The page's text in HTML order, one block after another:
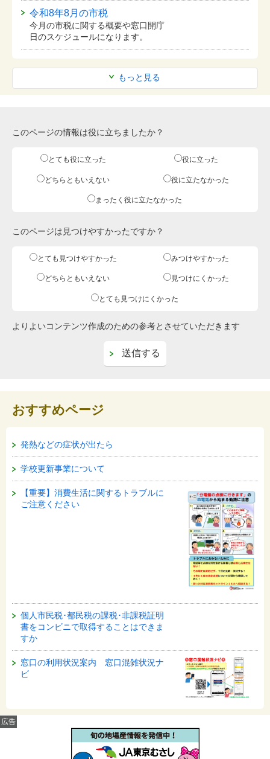
もっと見る
令和8年8月の市税
今月の市税に関する概要や窓口開庁
日のスケジュールになります。
このページの情報は役に立ちましたか？
とても役に立った 役に立った
どちらともいえない 役に立たなかった
まったく役に立たなかった
このページは見つけやすかったですか？
とても見つけやすかった みつけやすかった
どちらともいえない 見つけにくかった
とても見つけにくかった
よりよいコンテンツ作成のための参考とさせていただきます
おすすめページ
発熱などの症状が出たら
学校更新事業について
【重要】消費生活に関するトラブルに
ご注意ください
個人市民税･都民税の課税･非課税証明
書をコンビニで取得することはできま
すか
窓口の利用状況案内 窓口混雑状況ナ
ビ
広告